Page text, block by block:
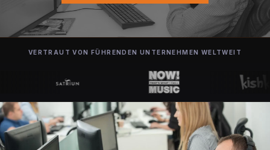
VERTRAUT VON FÜHRENDEN UNTERNEHMEN WELTWEIT